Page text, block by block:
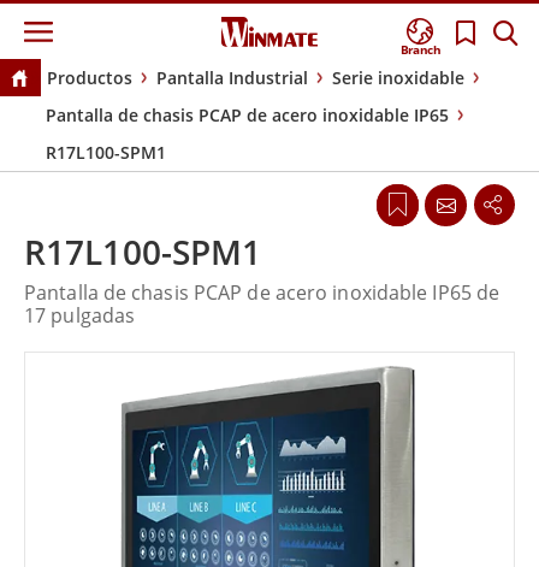
Branch
Productos Pantalla Industrial
Serie inoxidable
Pantalla de chasis PCAP de acero inoxidable IP65
R17L100-SPM1
R17L100-SPM1
Pantalla de chasis PCAP de acero inoxidable IP65 de
17 pulgadas